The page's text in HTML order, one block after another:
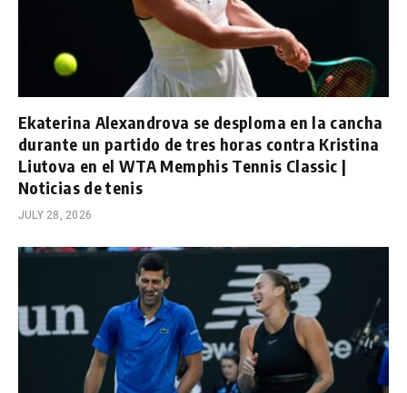
Ekaterina Alexandrova se desploma en la cancha
durante un partido de tres horas contra Kristina
Liutova en el WTA Memphis Tennis Classic |
Noticias de tenis
JULY 28, 2026